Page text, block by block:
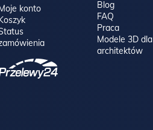
konto
Blog
FAQ
Praca
Modele 3D dla
architektów